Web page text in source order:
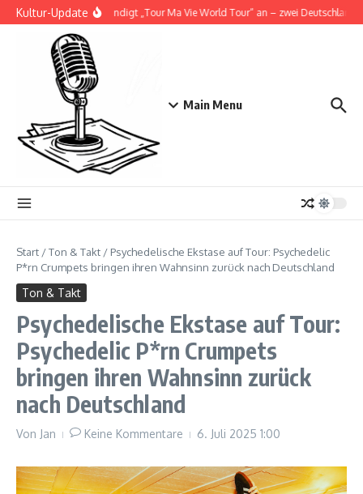
Zum Inhalt springen
Kultur-UpdateDoja Cat kündigt „Tour Ma Vie World Tour“ an – zwei
Main Menu
Start /Ton & Takt / Psychedelische Ekstase auf Tour: Psychedelic
P*rn Crumpets bringen ihren Wahnsinn zurück nach Deutschland
Ton & Takt
Psychedelische Ekstase auf Tour:
Psychedelic P*rn Crumpets
bringen ihren Wahnsinn zurück
nach Deutschland
Von Jan Keine Kommentare 6. Juli 2025 1:00